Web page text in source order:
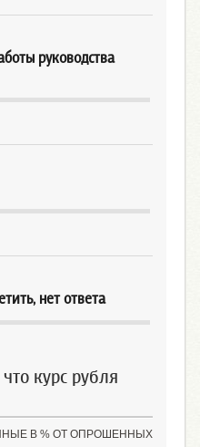
руководства
нет ответа
курс рубля
В % ОТ ОПРОШЕННЫХ